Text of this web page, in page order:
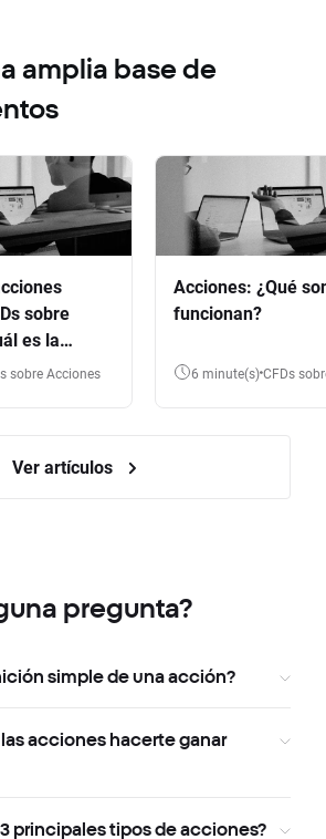
amplia base de
sobre
es la
sobre Acciones
Acciones: ¿Qué
funcionan?
6 minute(s) CFDs
Ver artículos
pregunta?
simple de una acción?
acciones hacerte ganar
principales tipos de acciones?